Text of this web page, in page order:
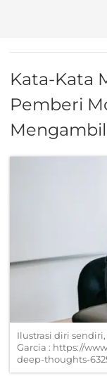
Kata-Kata
Pemberi
Ilustrasi diri
Garcia : https://
deep-thoughts-